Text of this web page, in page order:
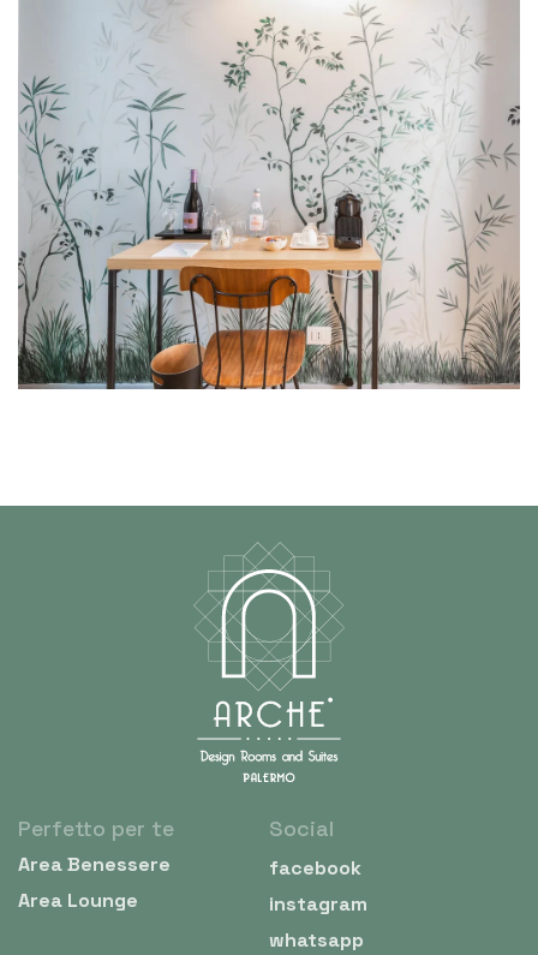
Perfetto per te
Area Benessere
Area Lounge
Social
facebook
instagram
whatsapp